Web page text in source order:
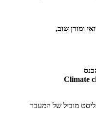
ומורן שוב,
מוביל של המעבר